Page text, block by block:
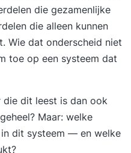
die gezamenlijke
die alleen kunnen
Wie dat onderscheid niet
toe op een systeem dat
die dit leest is dan ook
Maar: welke
dit systeem — en welke